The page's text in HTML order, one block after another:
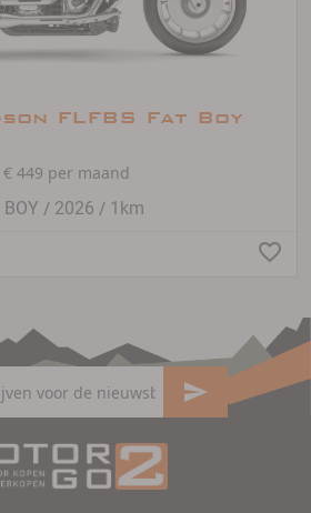
FLFBS Fat Boy
€ 449 per maand
/ 2026 / 1km